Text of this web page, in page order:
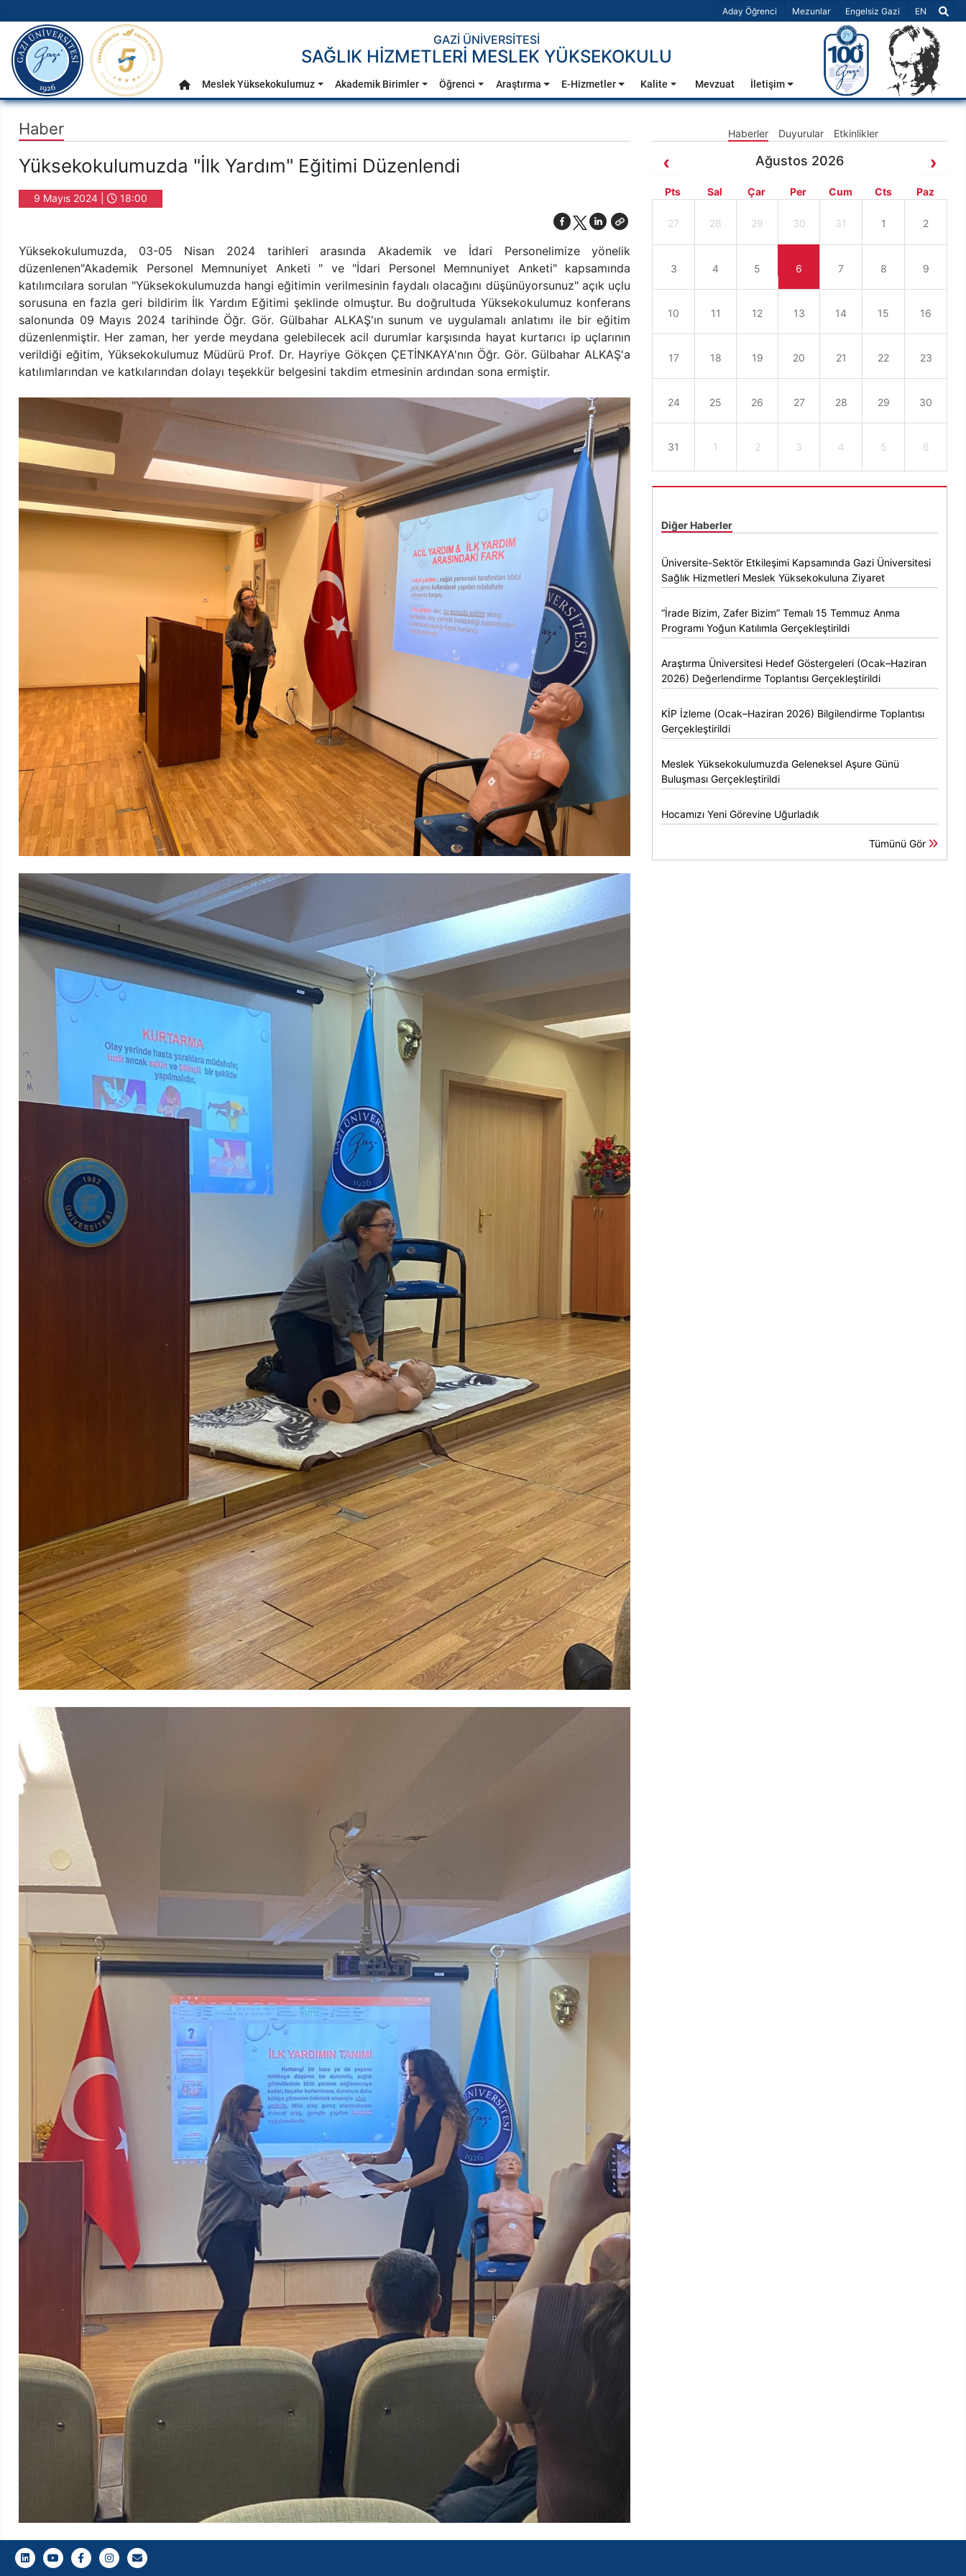
Aday Öğrenci Mezunlar Engelsiz Gazi Dil Seçiniz
EN
Ana Menü
gazi.edu.tr
GAZİ ÜNİVERSİTESİ
SAĞLIK HİZMETLERİ MESLEK YÜKSEKOKULU
Anasayfa
Meslek Yüksekokulumuz Akademik Birimler Öğrenci Araştırma E-Hizmetler Kalite Mevzuat İletişim
Haber Haberler Duyurular Etkinlikler
Yüksekokulumuzda "İlk Yardım" Eğitimi Düzenlendi
9 Mayıs 2024 | 18:00
Yüksekokulumuzda, 03-05 Nisan 2024 tarihleri arasında Akademik ve İdari Personelimize yönelik
düzenlenen"Akademik Personel Memnuniyet Anketi " ve "İdari Personel Memnuniyet Anketi" kapsamında
katılımcılara sorulan "Yüksekokulumuzda hangi eğitimin verilmesinin faydalı olacağını düşünüyorsunuz" açık uçlu
sorusuna en fazla geri bildirim İlk Yardım Eğitimi şeklinde olmuştur. Bu doğrultuda Yüksekokulumuz konferans
salonunda 09 Mayıs 2024 tarihinde Öğr. Gör. Gülbahar ALKAŞ'ın sunum ve uygulamalı anlatımı ile bir eğitim
düzenlenmiştir. Her zaman, her yerde meydana gelebilecek acil durumlar karşısında hayat kurtarıcı ip uçlarının
verildiği eğitim, Yüksekokulumuz Müdürü Prof. Dr. Hayriye Gökçen ÇETİNKAYA'nın Öğr. Gör. Gülbahar ALKAŞ'a
katılımlarından ve katkılarından dolayı teşekkür belgesini takdim etmesinin ardından sona ermiştir.
Ağustos 2026
Pts Sal Çar Per Cum Cts Paz
27 28 29 30 31 1 2
3 4 5 6 7 8 9
10 11 12 13 14 15 16
17 18 19 20 21 22 23
24 25 26 27 28 29 30
31 1 2 3 4 5 6
Diğer Haberler
Üniversite-Sektör Etkileşimi Kapsamında Gazi Üniversitesi
Sağlık Hizmetleri Meslek Yüksekokuluna Ziyaret
“İrade Bizim, Zafer Bizim” Temalı 15 Temmuz Anma
Programı Yoğun Katılımla Gerçekleştirildi
Araştırma Üniversitesi Hedef Göstergeleri (Ocak–Haziran
2026) Değerlendirme Toplantısı Gerçekleştirildi
KİP İzleme (Ocak–Haziran 2026) Bilgilendirme Toplantısı
Gerçekleştirildi
Meslek Yüksekokulumuzda Geleneksel Aşure Günü
Buluşması Gerçekleştirildi
Hocamızı Yeni Görevine Uğurladık
Tümünü Gör
LinkedInYoutubeFacebookInstagramGazi E-Mail